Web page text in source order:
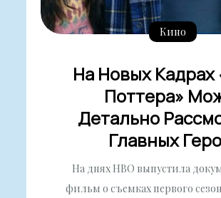
Кино
На Новых Кадрах
Поттера»
Детально
Главных
На днях HBO выпустила
фильм о съемках первого